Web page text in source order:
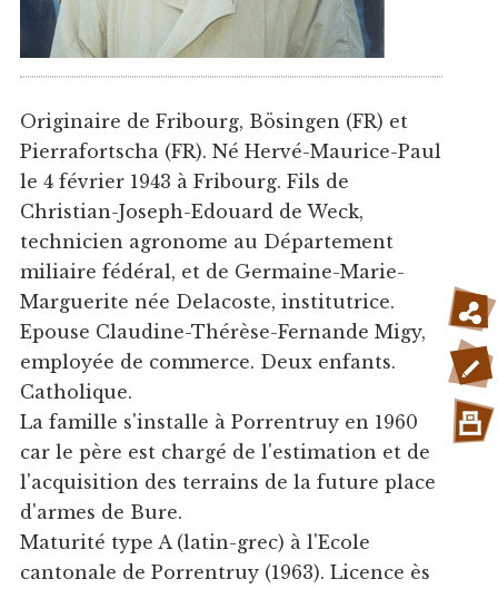
Originaire de Fribourg, Bösingen (FR) et
Pierrafortscha (FR). Né Hervé-Maurice-Paul
le 4 février 1943 à Fribourg. Fils de
Christian-Joseph-Edouard de Weck,
technicien agronome au Département
miliaire fédéral, et de Germaine-Marie-
Marguerite née Delacoste, institutrice.
Epouse Claudine-Thérèse-Fernande Migy,
employée de commerce. Deux enfants.
Catholique.
La famille s'installe à Porrentruy en 1960
car le père est chargé de l'estimation et de
l'acquisition des terrains de la future place
d'armes de Bure.
Maturité type A (latin-grec) à l'Ecole
cantonale de Porrentruy (1963). Licence ès